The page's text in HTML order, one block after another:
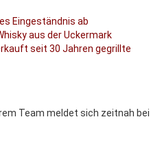
Eingeständnis ab
aus der Uckermark
seit 30 Jahren gegrillte
Team meldet sich zeitnah bei